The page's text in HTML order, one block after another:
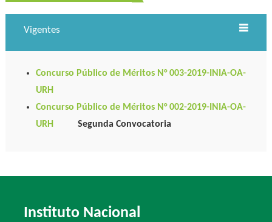
Vigentes
Concurso Público de Méritos N° 003-2019-INIA-OA-
URH
Concurso Público de Méritos N° 002-2019-INIA-OA-
URH
Segunda Convocatoria
Instituto Nacional